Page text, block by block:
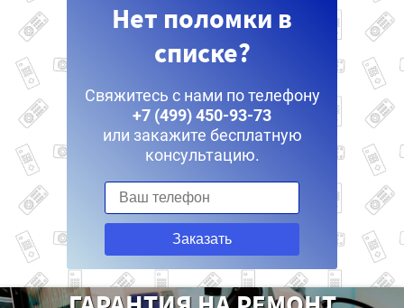
Нет поломки в
списке?
Свяжитесь с нами по телефону
+7 (499) 450-93-73
или закажите бесплатную
консультацию.
Заказать